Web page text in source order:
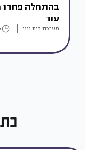
בהתחלה פחדו
עוד
מערכת בית ונוי